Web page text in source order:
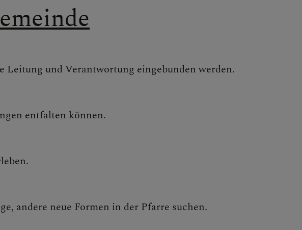
und Verantwortung eingebunden werden.
entfalten können.
andere neue Formen in der Pfarre suchen.